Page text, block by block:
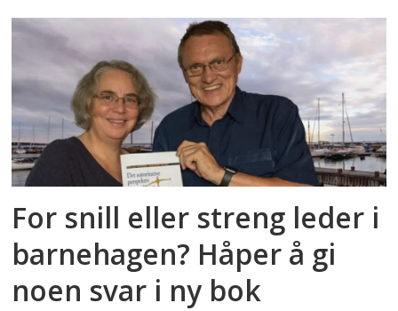
For snill eller streng leder i
barnehagen? Håper å gi
noen svar i ny bok